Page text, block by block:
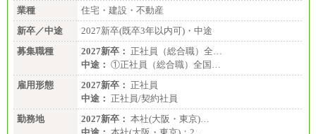
業種
住宅・建設・不動産
新卒／中途
2027新卒(既卒3年以内可)・中途
募集職種
2027新卒： 正社員（総合職）全…
中途： ①正社員（総合職）全国…
雇用形態
2027新卒： 正社員
中途： 正社員/契約社員
勤務地
2027新卒： 本社(大阪・東京)…